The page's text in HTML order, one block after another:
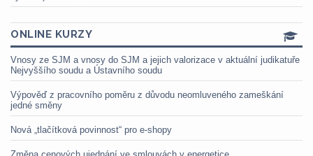
ONLINE KURZY
Vnosy ze SJM a vnosy do SJM a jejich valorizace v aktuální judikatuře
Nejvyššího soudu a Ústavního soudu
Výpověď z pracovního poměru z důvodu neomluveného zameškání
jedné směny
Nová „tlačítková povinnost“ pro e-shopy